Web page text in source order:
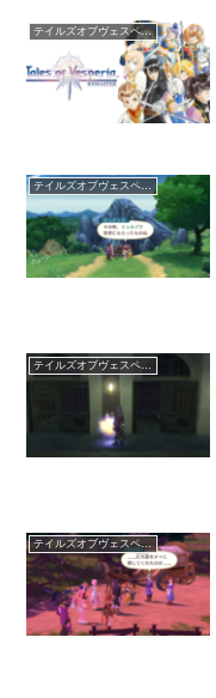
テイルズオブヴェスペリア リマスター
テイルズオブヴェスペリア リマスター